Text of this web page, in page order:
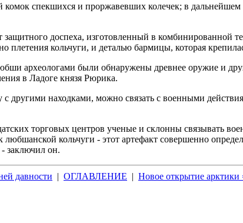
комок спекшихся и проржавевших колечек; в
доспеха, изготовленный в комбинированной
кольчуги, и деталью бармицы, которая
археологами были обнаружены древнее оружие и
в Ладоге князя Рюрика.
другими находками, можно связать с военными
торговых центров ученые и склонны связывать
кольчуги - этот артефакт совершенно
- заключил он.
давности | ОГЛАВЛЕНИЕ | Новое открытие